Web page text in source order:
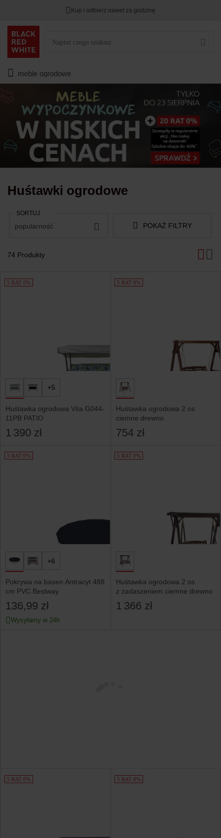
HITY DNIA przy zapisie na Newsletter.
Kup i odbierz nawet za godzinę
meble ogrodowe
Huśtawki ogrodowe
74 Produkty
POKAŻ FILTRY
SORTUJ
popularność
Produkty
5 RAT 0%
+5
Huśtawka ogrodowa Vita G044-
11PB PATIO
1 390 zł
5 RAT 0%
Huśtawka ogrodowa 2 os
ciemne drewno
754 zł
5 RAT 0%
+6
Pokrywa na basen Antracyt 488
cm PVC Bestway
136,99 zł
Wysyłamy w 24h
5 RAT 0%
Huśtawka ogrodowa 2 os
z zadaszeniem ciemne drewno
1 366 zł
5 RAT 0% 5 RAT 0%